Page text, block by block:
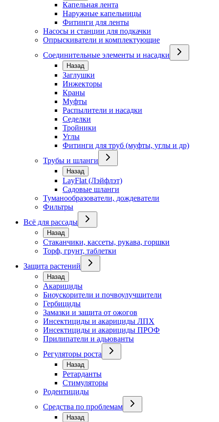
Капельная лента
Наружные капельницы
Фитинги для ленты
Насосы и станции для подкачки
Опрыскиватели и комплектующие
Соединительные элементы и насадки
Назад
Заглушки
Инжекторы
Краны
Муфты
Распылители и насадки
Седелки
Тройники
Углы
Фитинги для труб (муфты, углы и др)
Трубы и шланги
Назад
LayFlat (Лэйфлэт)
Садовые шланги
Туманообразователи, дождеватели
Фильтры
Всё для рассады
Назад
Стаканчики, кассеты, рукава, горшки
Торф, грунт, таблетки
Защита растений
Назад
Акарициды
Биоускорители и почвоулучшители
Гербициды
Замазки и защита от ожогов
Инсектициды и акарициды ЛПХ
Инсектициды и акарициды ПРОФ
Прилипатели и адьюванты
Регуляторы роста
Назад
Ретарданты
Стимуляторы
Родентициды
Средства по проблемам
Назад